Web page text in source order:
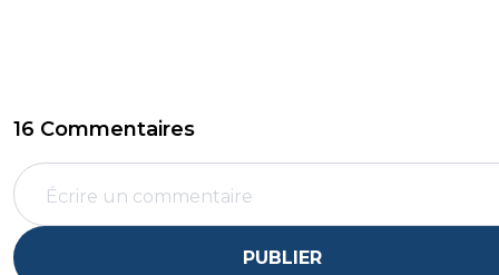
16 Commentaires
PUBLIER